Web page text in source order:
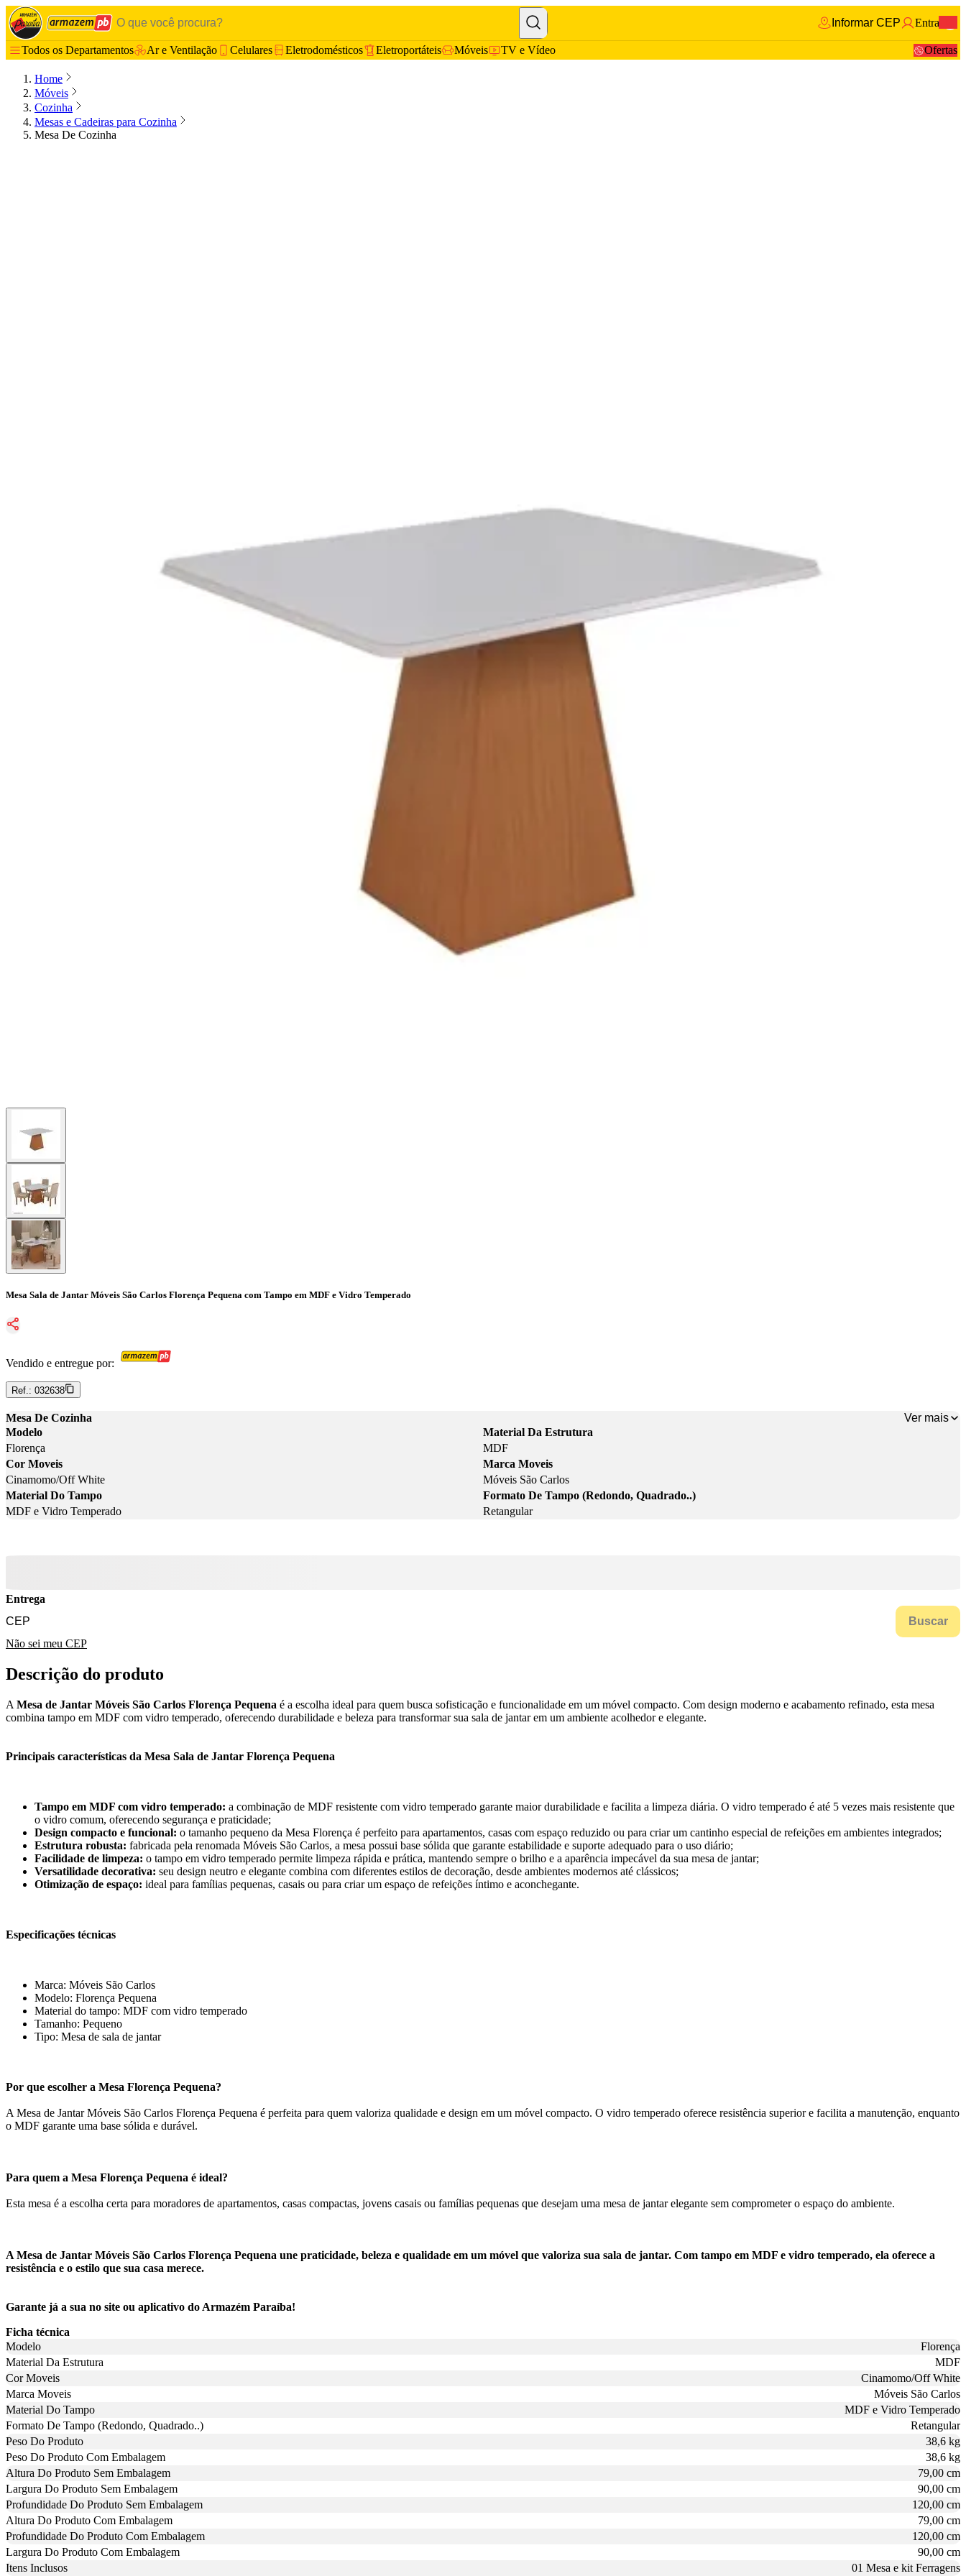
Informar CEP Entrar
Todos os Departamentos Ar e Ventilação Celulares Eletrodomésticos Eletroportáteis Móveis TV e Vídeo Ofertas
Home
Móveis
Cozinha
Mesas e Cadeiras para Cozinha
Mesa De Cozinha
Mesa Sala de Jantar Móveis São Carlos Florença Pequena com Tampo em MDF e Vidro Temperado
Vendido e entregue por:
Ref.: 032638
Mesa De Cozinha
Ver mais
Modelo
Florença
Material Da Estrutura
MDF
Cor Moveis
Cinamomo/Off White
Marca Moveis
Móveis São Carlos
Material Do Tampo
MDF e Vidro Temperado
Formato De Tampo (Redondo, Quadrado..)
Retangular
Entrega
Buscar
Não sei meu CEP
Descrição do produto
A Mesa de Jantar Móveis São Carlos Florença Pequena é a escolha ideal para quem busca sofisticação e funcionalidade em um móvel compacto. Com design moderno e acabamento refinado, esta mesa
combina tampo em MDF com vidro temperado, oferecendo durabilidade e beleza para transformar sua sala de jantar em um ambiente acolhedor e elegante.
Principais características da Mesa Sala de Jantar Florença Pequena
Tampo em MDF com vidro temperado: a combinação de MDF resistente com vidro temperado garante maior durabilidade e facilita a limpeza diária. O vidro temperado é até 5 vezes mais resistente que
o vidro comum, oferecendo segurança e praticidade;
Design compacto e funcional: o tamanho pequeno da Mesa Florença é perfeito para apartamentos, casas com espaço reduzido ou para criar um cantinho especial de refeições em ambientes integrados;
Estrutura robusta: fabricada pela renomada Móveis São Carlos, a mesa possui base sólida que garante estabilidade e suporte adequado para o uso diário;
Facilidade de limpeza: o tampo em vidro temperado permite limpeza rápida e prática, mantendo sempre o brilho e a aparência impecável da sua mesa de jantar;
Versatilidade decorativa: seu design neutro e elegante combina com diferentes estilos de decoração, desde ambientes modernos até clássicos;
Otimização de espaço: ideal para famílias pequenas, casais ou para criar um espaço de refeições íntimo e aconchegante.
Especificações técnicas
Marca: Móveis São Carlos
Modelo: Florença Pequena
Material do tampo: MDF com vidro temperado
Tamanho: Pequeno
Tipo: Mesa de sala de jantar
Por que escolher a Mesa Florença Pequena?
A Mesa de Jantar Móveis São Carlos Florença Pequena é perfeita para quem valoriza qualidade e design em um móvel compacto. O vidro temperado oferece resistência superior e facilita a manutenção, enquanto
o MDF garante uma base sólida e durável.
Para quem a Mesa Florença Pequena é ideal?
Esta mesa é a escolha certa para moradores de apartamentos, casas compactas, jovens casais ou famílias pequenas que desejam uma mesa de jantar elegante sem comprometer o espaço do ambiente.
A Mesa de Jantar Móveis São Carlos Florença Pequena une praticidade, beleza e qualidade em um móvel que valoriza sua sala de jantar. Com tampo em MDF e vidro temperado, ela oferece a
resistência e o estilo que sua casa merece.
Garante já a sua no site ou aplicativo do Armazém Paraíba!
Ficha técnica
Modelo
Florença
Material Da Estrutura
MDF
Cor Moveis
Cinamomo/Off White
Marca Moveis
Móveis São Carlos
Material Do Tampo
MDF e Vidro Temperado
Formato De Tampo (Redondo, Quadrado..)
Retangular
Peso Do Produto
38,6 kg
Peso Do Produto Com Embalagem
38,6 kg
Altura Do Produto Sem Embalagem
79,00 cm
Largura Do Produto Sem Embalagem
90,00 cm
Profundidade Do Produto Sem Embalagem
120,00 cm
Altura Do Produto Com Embalagem
79,00 cm
Profundidade Do Produto Com Embalagem
120,00 cm
Largura Do Produto Com Embalagem
90,00 cm
Itens Inclusos
01 Mesa e kit Ferragens